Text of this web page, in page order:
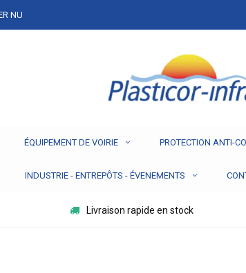
NU
ÉQUIPEMENT DE VOIRIE PROTECTION ANTI-
INDUSTRIE - ENTREPÔTS - ÉVENEMENTS
Livraison rapide en stock